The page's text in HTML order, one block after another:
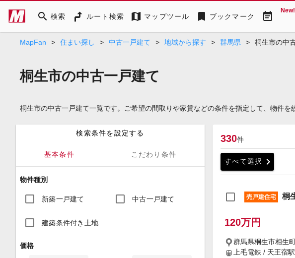
search 検索 ルート検索 map マップツール bookmark ブックマーク event_note New!
MapFan > 住まい探し > 中古一戸建て > 地域から探す > 群馬県 > 桐生市の中
桐生市の中古一戸建て
桐生市の中古一戸建て一覧です。ご希望の間取りや家賃などの条件を指定して、物件を
検索条件を設定する
基本条件 こだわり条件
物件種別
新築一戸建て 中古一戸建て
建築条件付き土地
価格
330件
すべて選択 chevron_right
売戸建住宅 桐
120万円
群馬県桐生市相生
上毛電鉄 / 天王宿駅